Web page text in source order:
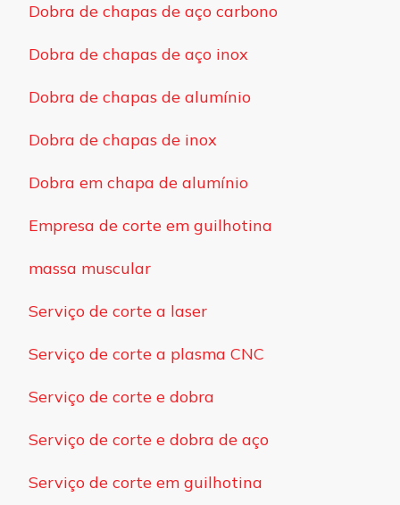
Dobra de chapas de aço carbono
Dobra de chapas de aço inox
Dobra de chapas de alumínio
Dobra de chapas de inox
Dobra em chapa de alumínio
Empresa de corte em guilhotina
massa muscular
Serviço de corte a laser
Serviço de corte a plasma CNC
Serviço de corte e dobra
Serviço de corte e dobra de aço
Serviço de corte em guilhotina